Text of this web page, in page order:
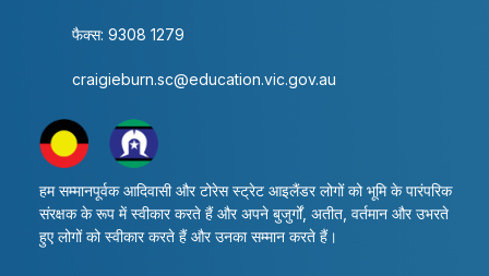
फैक्स: 9308 1279
craigieburn.sc@education.vic.gov.au
हम सम्मानपूर्वक आदिवासी और टोरेस स्ट्रेट आइलैंडर लोगों को भूमि के पारंपरिक
संरक्षक के रूप में स्वीकार करते हैं और अपने बुजुर्गों, अतीत, वर्तमान और उभरते
हुए लोगों को स्वीकार करते हैं और उनका सम्मान करते हैं।